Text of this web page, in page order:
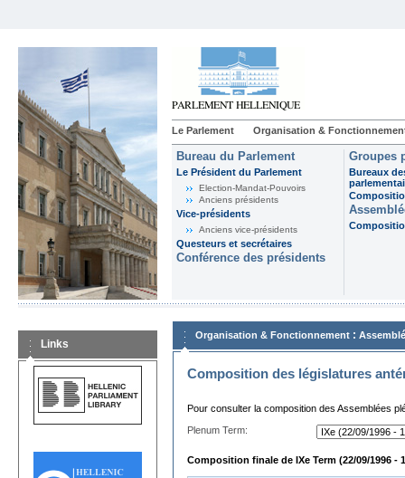
Le Parlement Organisation &
Bureau du Parlement
Le Président du Parlement
Election-Mandat-Pouvoirs
Anciens présidents
Vice-présidents
Anciens vice-présidents
Questeurs et secrétaires
Conférence des présidents
Groupes
Bureaux
Links
Organisation & Fonctionnement :
Composition des législatures
Pour consulter la composition des Assemblées
Plenum Term:
Composition finale de IXe Term (22/09/1996 -